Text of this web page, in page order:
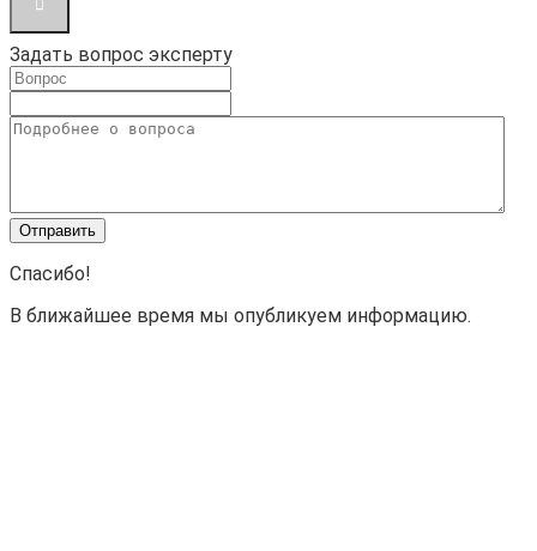
Задать вопрос эксперту
Спасибо!
В ближайшее время мы опубликуем информацию.